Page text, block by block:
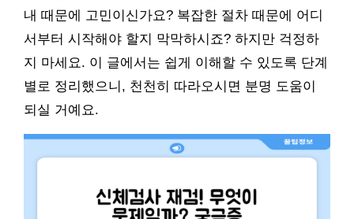
내 때문에 고민이신가요? 복잡한 절차 때문에 어디
서부터 시작해야 할지 막막하시죠? 하지만 걱정하
지 마세요. 이 글에서는 쉽게 이해할 수 있도록 단계
별로 정리했으니, 천천히 따라오시면 분명 도움이
되실 거예요.